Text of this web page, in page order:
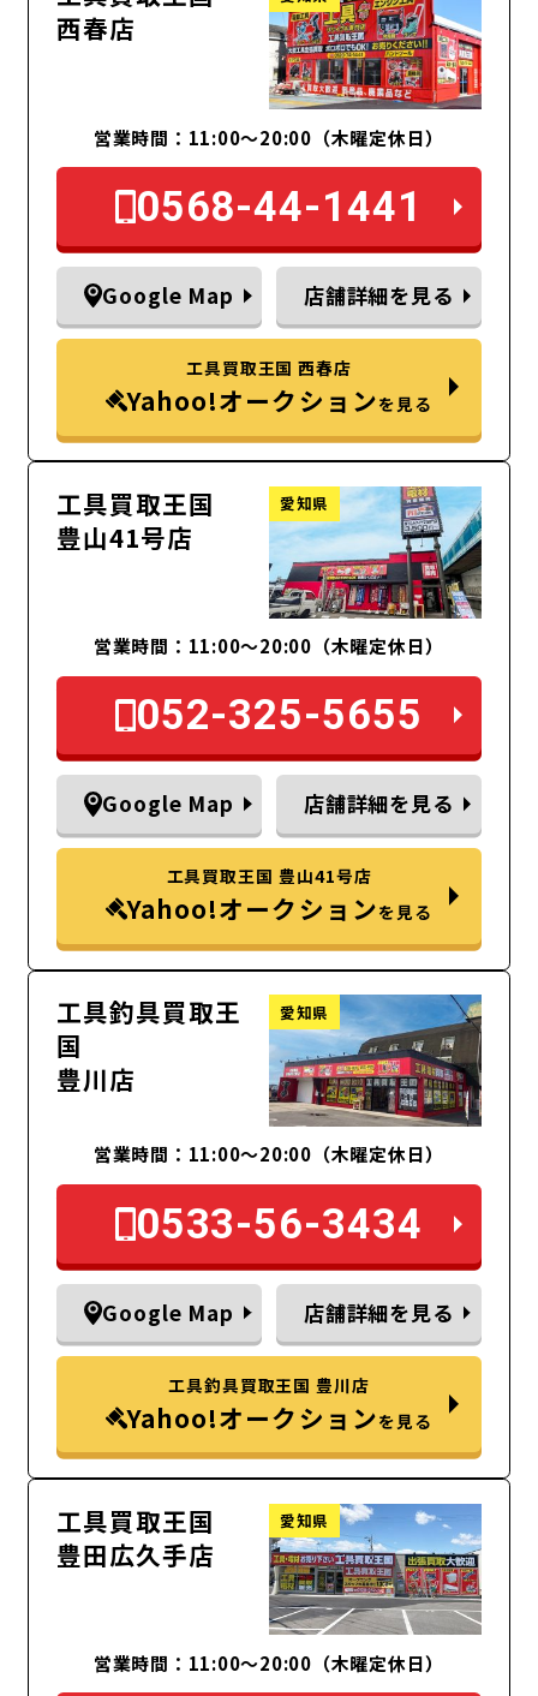
西春店
営業時間：11:00～20:00（木曜定休日）
0568-44-1441
Google Map 店舗詳細を見る
工具買取王国 西春店
Yahoo!オークションを見る
工具買取王国
豊山41号店
愛知県
営業時間：11:00～20:00（木曜定休日）
052-325-5655
Google Map 店舗詳細を見る
工具買取王国 豊山41号店
Yahoo!オークションを見る
工具釣具買取王
国
豊川店
愛知県
営業時間：11:00～20:00（木曜定休日）
0533-56-3434
Google Map 店舗詳細を見る
工具釣具買取王国 豊川店
Yahoo!オークションを見る
工具買取王国
豊田広久手店
愛知県
営業時間：11:00～20:00（木曜定休日）